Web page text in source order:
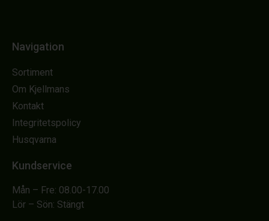
Navigation
Sortiment
Om Kjellmans
Kontakt
Integritetspolicy
Husqvarna
Kundservice
Mån – Fre: 08.00-17.00
Lör – Sön: Stängt